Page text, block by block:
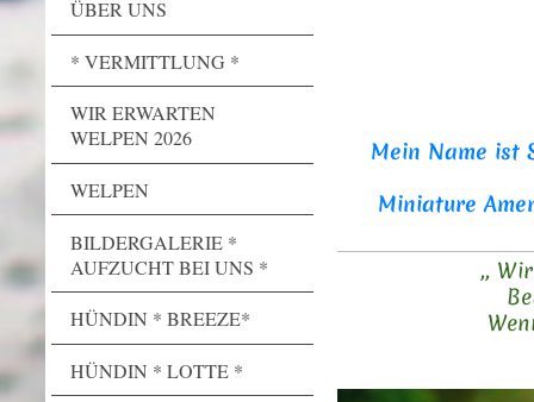
ÜBER UNS
* VERMITTLUNG *
WIR ERWARTEN
WELPEN 2026
WELPEN
BILDERGALERIE *
AUFZUCHT BEI UNS *
HÜNDIN * BREEZE*
HÜNDIN * LOTTE *
Mein Name ist
Miniature
,,